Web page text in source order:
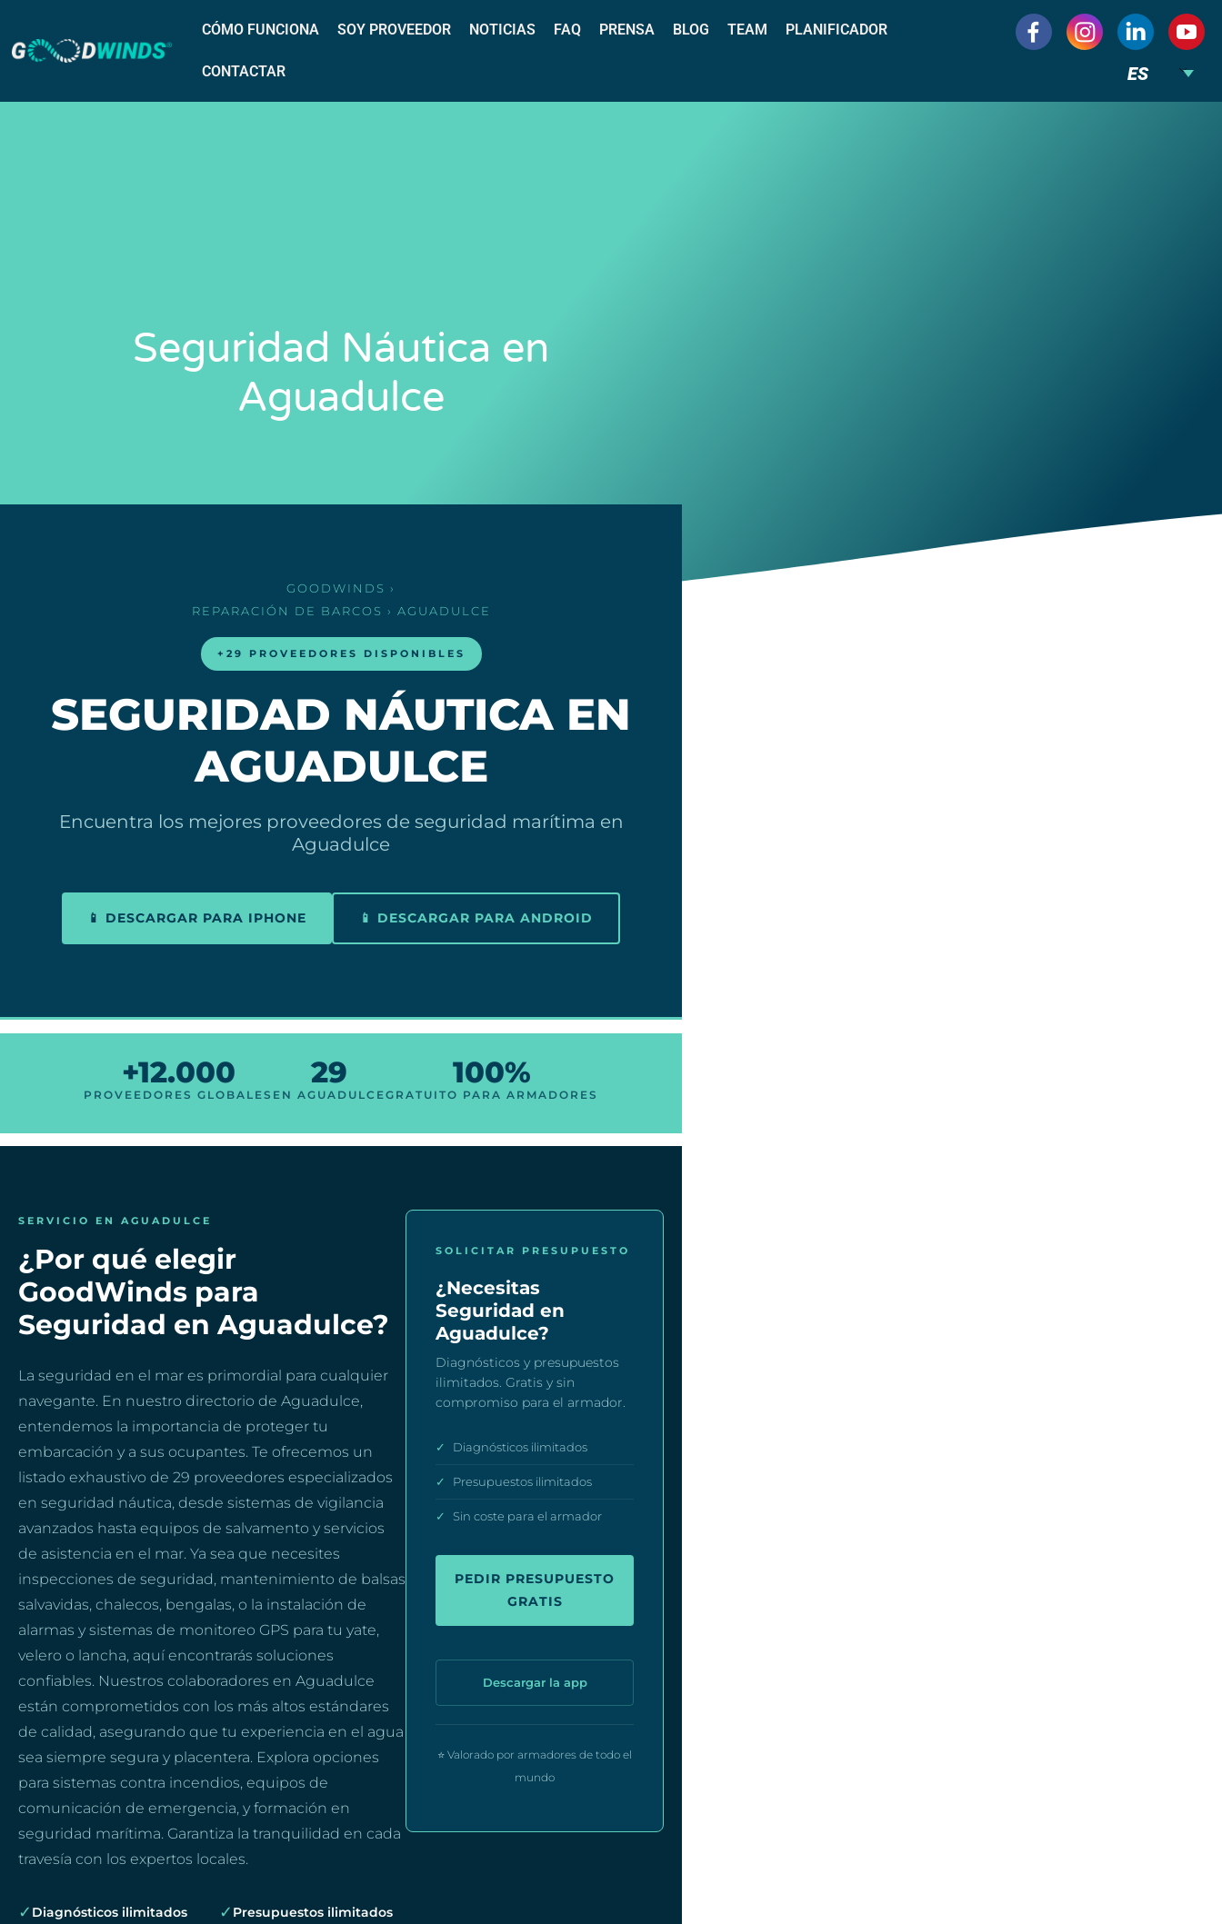
CÓMO FUNCIONA SOY PROVEEDOR NOTICIAS FAQ PRENSA BLOG TEAM PLANIFICADOR
CONTACTAR ES
Seguridad Náutica en
Aguadulce
GOODWINDS ›
REPARACIÓN DE BARCOS › AGUADULCE
+29 PROVEEDORES DISPONIBLES
SEGURIDAD NÁUTICA EN
AGUADULCE
Encuentra los mejores proveedores de seguridad marítima en
Aguadulce
📱 DESCARGAR PARA IPHONE 📱 DESCARGAR PARA ANDROID
+12.000
PROVEEDORES GLOBALES
29
EN AGUADULCE
100%
GRATUITO PARA ARMADORES
SERVICIO EN AGUADULCE
¿Por qué elegir
GoodWinds para
Seguridad en Aguadulce?
La seguridad en el mar es primordial para cualquier
navegante. En nuestro directorio de Aguadulce,
entendemos la importancia de proteger tu
embarcación y a sus ocupantes. Te ofrecemos un
listado exhaustivo de 29 proveedores especializados
en seguridad náutica, desde sistemas de vigilancia
avanzados hasta equipos de salvamento y servicios
de asistencia en el mar. Ya sea que necesites
inspecciones de seguridad, mantenimiento de balsas
salvavidas, chalecos, bengalas, o la instalación de
alarmas y sistemas de monitoreo GPS para tu yate,
velero o lancha, aquí encontrarás soluciones
confiables. Nuestros colaboradores en Aguadulce
están comprometidos con los más altos estándares
de calidad, asegurando que tu experiencia en el agua
sea siempre segura y placentera. Explora opciones
para sistemas contra incendios, equipos de
comunicación de emergencia, y formación en
seguridad marítima. Garantiza la tranquilidad en cada
travesía con los expertos locales.
✓ Diagnósticos ilimitados ✓ Presupuestos ilimitados
SOLICITAR PRESUPUESTO
¿Necesitas
Seguridad en
Aguadulce?
Diagnósticos y presupuestos
ilimitados. Gratis y sin
compromiso para el armador.
✓ Diagnósticos ilimitados
✓ Presupuestos ilimitados
✓ Sin coste para el armador
PEDIR PRESUPUESTO
GRATIS
Descargar la app
⭐ Valorado por armadores de todo el
mundo